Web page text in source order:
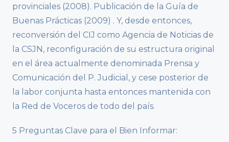
provinciales (2008). Publicación de la Guía de
Buenas Prácticas (2009) . Y, desde entonces,
reconversión del CIJ como Agencia de Noticias de
la CSJN, reconfiguración de su estructura original
en el área actualmente denominada Prensa y
Comunicación del P. Judicial, y cese posterior de
la labor conjunta hasta entonces mantenida con
la Red de Voceros de todo del país.
5 Preguntas Clave para el Bien Informar: